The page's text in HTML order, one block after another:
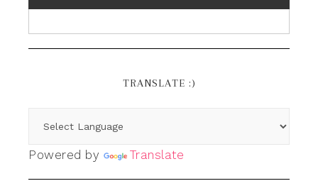
TRANSLATE :)
Powered by Translate